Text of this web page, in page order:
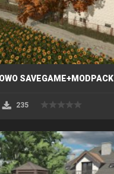
SAVEGAME+MODPACK
235